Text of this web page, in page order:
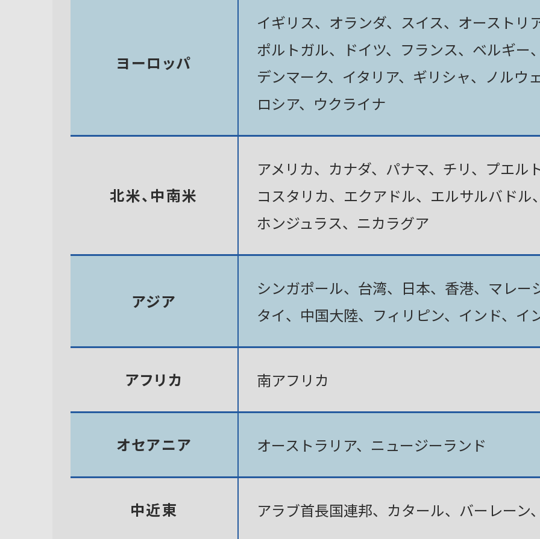
ヨーロッパ
イギリス、オランダ、スイス、オーストリ
ポルトガル、ドイツ、フランス、ベルギー
デンマーク、イタリア、ギリシャ、ノルウ
ロシア、ウクライナ
北米、中南米
アメリカ、カナダ、パナマ、チリ、プエル
コスタリカ、エクアドル、エルサルバドル
ホンジュラス、ニカラグア
アジア
シンガポール、台湾、日本、香港、マレー
タイ、中国大陸、フィリピン、インド、イ
アフリカ 南アフリカ
オセアニア オーストラリア、ニュージーランド
中近東 アラブ首長国連邦、カタール、バーレーン